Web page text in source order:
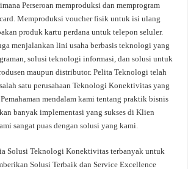
Perseroan memproduksi dan memprogram
Memproduksi voucher fisik untuk isi ulang
produk kartu perdana untuk telepon seluler.
menjalankan lini usaha berbasis teknologi yang
solusi teknologi informasi, dan solusi untuk
maupun distributor. Pelita Teknologi telah
satu perusahaan Teknologi Konektivitas yang
mendalam kami tentang praktik bisnis
banyak implementasi yang sukses di Klien
sangat puas dengan solusi yang kami.
Solusi Teknologi Konektivitas terbanyak untuk
Solusi Terbaik dan Service Excellence